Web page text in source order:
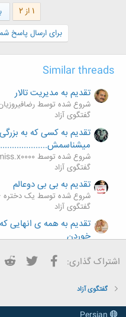
اميدوارم همگي در زندگيشون
خدا از دلشون خارج نشه
بازم ممونم از استارتر محترم
شاد و پيروز باشيد
1 از 2
برای ارسال پاسخ
Similar threads
تقدیم به مدیریت تالار
شروع شده توسط
گفتگوی آزاد
تقدیم به کسی که به بزرگی
شروع شده توسط miss.x0000
گفتگوی آزاد
تقدیم به بی بی دوعالم
شروع شده توسط یک دختره
گفتگوی آزاد
تقدیم به همه ی
خوردن
گفتگوی آزاد
شروع شده توسط maryam18
اشتراک گذاری: فیسبوک تویتر
گفتگوی آزاد